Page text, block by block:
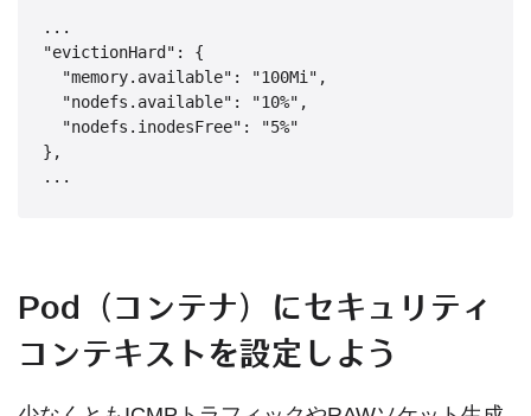
...
"evictionHard": {
  "memory.available": "100Mi",
  "nodefs.available": "10%",
  "nodefs.inodesFree": "5%"
},
...
Pod（コンテナ）にセキュリティ
コンテキストを設定しよう